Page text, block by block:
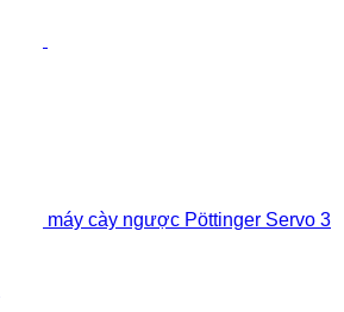
máy cày ngược Pöttinger Servo 3